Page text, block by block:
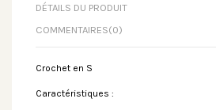
DÉTAILS DU PRODUIT
COMMENTAIRES(0)
Crochet en S
Caractéristiques :